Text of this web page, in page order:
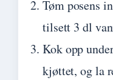
Tøm posens
tilsett 3 dl
Kok opp
kjøttet, og la